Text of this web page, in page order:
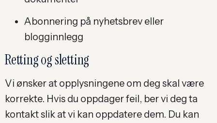
Abonnering på nyhetsbrev eller
blogginnlegg
Retting og sletting
Vi ønsker at opplysningene om deg skal være
korrekte. Hvis du oppdager feil, ber vi deg ta
kontakt slik at vi kan oppdatere dem. Du kan